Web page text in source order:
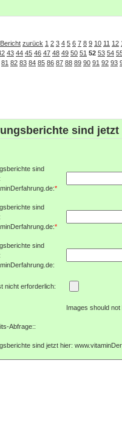
zurück 1 2 3 4 5 6 7 8 9 10 11 12
43 44 45 46 47 48 49 50 51 52 53 54
81 82 83 84 85 86 87 88 89 90 91 92 93
sind
sind
*
sind
*
sind
nicht erforderlich:
Images should
Abfrage::
sind jetzt hier: